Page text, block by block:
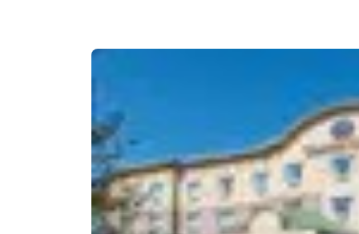
Spain
English
English
United